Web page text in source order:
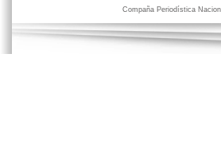
Compaña Periodística